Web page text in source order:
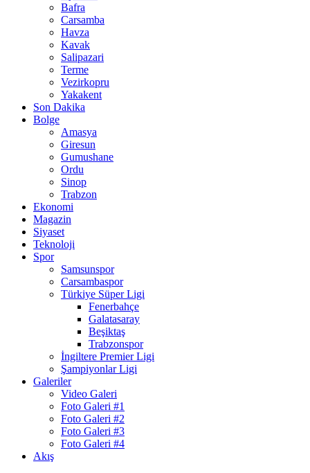
Bafra
Carsamba
Havza
Kavak
Salipazari
Terme
Vezirkopru
Yakakent
Son Dakika
Bolge
Amasya
Giresun
Gumushane
Ordu
Sinop
Trabzon
Ekonomi
Magazin
Siyaset
Teknoloji
Spor
Samsunspor
Carsambaspor
Türkiye Süper Ligi
Fenerbahçe
Galatasaray
Beşiktaş
Trabzonspor
İngiltere Premier Ligi
Şampiyonlar Ligi
Galeriler
Video Galeri
Foto Galeri #1
Foto Galeri #2
Foto Galeri #3
Foto Galeri #4
Akış